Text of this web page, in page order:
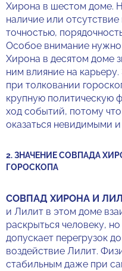
Хирона в шестом доме.
наличие или отсутствие
точностью,
Особое внимание нужно
Хирона в десятом доме
ним влияние на
при толковании
крупную политическую
ход событий, потому
оказаться невидимыми
2. ЗНАЧЕНИЕ СОВПАДА
ГОРОСКОПА
СОВПАД ХИРОНА И
и Лилит в этом доме
раскрыться человеку,
допускает перегрузок
воздействие Лилит.
стабильным даже при